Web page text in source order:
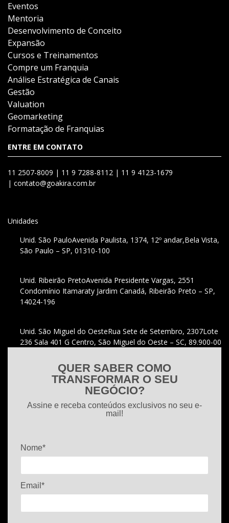
Eventos
Mentoria
Desenvolvimento de Conceito
Expansão
Cursos e Treinamentos
Compre um Franquia
Análise Estratégica de Canais
Gestão
Valuation
Geomarketing
Formatação de Franquias
ENTRE EM CONTATO
11 2507-8009 | 11 9 7288-8112 | 11 9 4123-1679
| contato@goakira.com.br
Unidades
Unid. São PauloAvenida Paulista, 1374, 12º andar,Bela Vista,
São Paulo – SP, 01310-100
Unid. Ribeirão PretoAvenida Presidente Vargas, 2551
Condomínio Itamaraty Jardim Canadá, Ribeirão Preto – SP,
14024-196
Unid. São Miguel do OesteRua Sete de Setembro, 2307Lote
236 Sala 401 G Centro, São Miguel do Oeste – SC, 89.900-00
QUER SABER COMO
TRANSFORMAR O SEU
NEGÓCIO?
Assine e receba conteúdos exclusivos no seu e-
mail!
Nome*
Email*